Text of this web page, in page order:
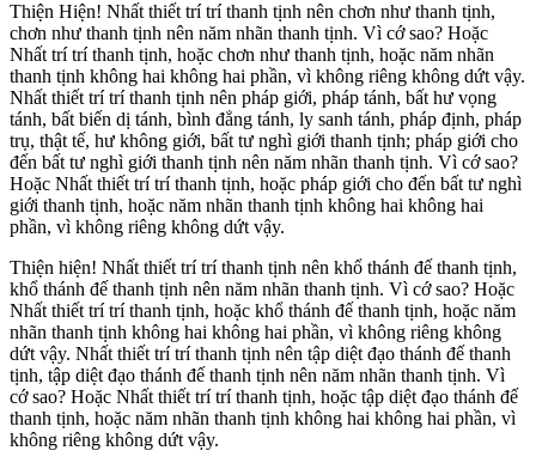
Thiện Hiện! Nhất thiết trí trí thanh tịnh nên chơn như thanh tịnh,
chơn như thanh tịnh nên năm nhãn thanh tịnh. Vì cớ sao? Hoặc
Nhất trí trí thanh tịnh, hoặc chơn như thanh tịnh, hoặc năm nhãn
thanh tịnh không hai không hai phần, vì không riêng không dứt vậy.
Nhất thiết trí trí thanh tịnh nên pháp giới, pháp tánh, bất hư vọng
tánh, bất biến dị tánh, bình đẳng tánh, ly sanh tánh, pháp định, pháp
trụ, thật tế, hư không giới, bất tư nghì giới thanh tịnh; pháp giới cho
đến bất tư nghì giới thanh tịnh nên năm nhãn thanh tịnh. Vì cớ sao?
Hoặc Nhất thiết trí trí thanh tịnh, hoặc pháp giới cho đến bất tư nghì
giới thanh tịnh, hoặc năm nhãn thanh tịnh không hai không hai
phần, vì không riêng không dứt vậy.
Thiện hiện! Nhất thiết trí trí thanh tịnh nên khổ thánh đế thanh tịnh,
khổ thánh đế thanh tịnh nên năm nhãn thanh tịnh. Vì cớ sao? Hoặc
Nhất thiết trí trí thanh tịnh, hoặc khổ thánh đế thanh tịnh, hoặc năm
nhãn thanh tịnh không hai không hai phần, vì không riêng không
dứt vậy. Nhất thiết trí trí thanh tịnh nên tập diệt đạo thánh đế thanh
tịnh, tập diệt đạo thánh đế thanh tịnh nên năm nhãn thanh tịnh. Vì
cớ sao? Hoặc Nhất thiết trí trí thanh tịnh, hoặc tập diệt đạo thánh đế
thanh tịnh, hoặc năm nhãn thanh tịnh không hai không hai phần, vì
không riêng không dứt vậy.